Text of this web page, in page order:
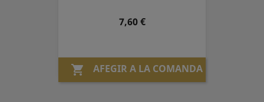
Preu
7,60 €
 AFEGIR A LA COMANDA